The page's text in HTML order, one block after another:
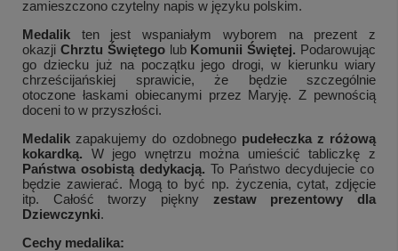
zamieszczono czytelny napis w języku polskim.
Medalik ten jest wspaniałym wyborem na prezent z
okazji Chrztu Świętegolub Komunii Świętej. Podarowując
go dziecku już na początku jego drogi, w kierunku wiary
chrześcijańskiej sprawicie, że będzie szczególnie
otoczone łaskami obiecanymi przez Maryję. Z pewnością
doceni to w przyszłości.
Medalik zapakujemy do ozdobnego pudełeczka z różową
kokardką. W jego wnętrzu można umieścić tabliczkę z
Państwa osobistą dedykacją. To Państwo decydujecie co
będzie zawierać. Mogą to być np. życzenia, cytat, zdjęcie
itp. Całość tworzy piękny zestaw prezentowy dla
Dziewczynki.
Cechy medalika: